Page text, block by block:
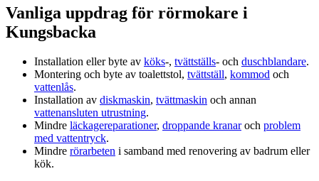
Vanliga uppdrag för rörmokare i
Kungsbacka
Installation eller byte av köks‑, tvättställs‑ och duschblandare.
Montering och byte av toalettstol, tvättställ, kommod och
vattenlås.
Installation av diskmaskin, tvättmaskin och annan
vattenansluten utrustning.
Mindre läckagereparationer, droppande kranaroch problem
med vattentryck.
Mindre rörarbeten i samband med renovering av badrum eller
kök.